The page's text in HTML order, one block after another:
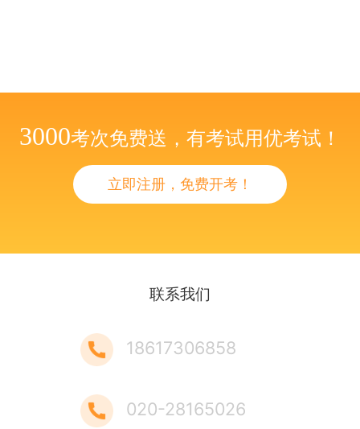
3000考次免费送，有考试用优考试！
立即注册，免费开考！
联系我们
18617306858
020-28165026